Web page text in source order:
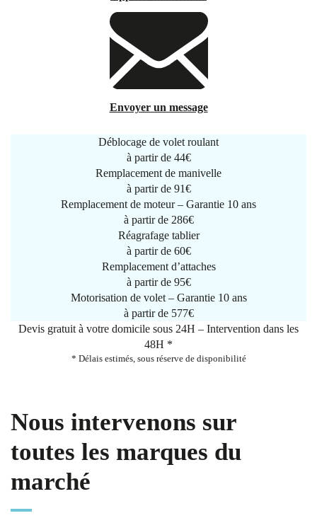
Envoyer un message
Déblocage de volet roulant
à partir de 44€
Remplacement de manivelle
à partir de 91€
Remplacement de moteur – Garantie 10 ans
à partir de 286€
Réagrafage tablier
à partir de 60€
Remplacement d’attaches
à partir de 95€
Motorisation de volet – Garantie 10 ans
à partir de 577€
Devis gratuit à votre domicile sous 24H – Intervention dans les
48H *
* Délais estimés, sous réserve de disponibilité
Nous intervenons sur
toutes les marques du
marché